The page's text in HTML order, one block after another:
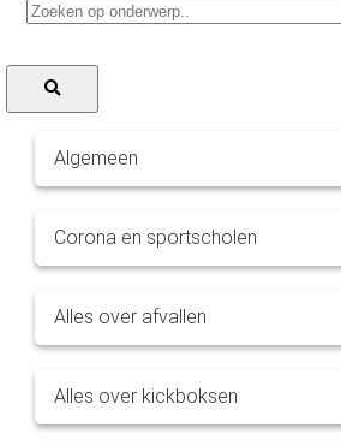
Algemeen
Corona en sportscholen
Alles over afvallen
Alles over kickboksen